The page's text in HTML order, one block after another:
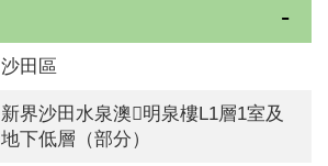
沙田區
新界沙田水泉澳明泉樓L1層1室及
地下低層（部分）